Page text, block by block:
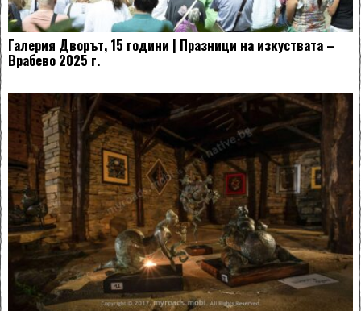
Галерия Дворът, 15 години | Празници на изкуствата –
Врабево 2025 г.